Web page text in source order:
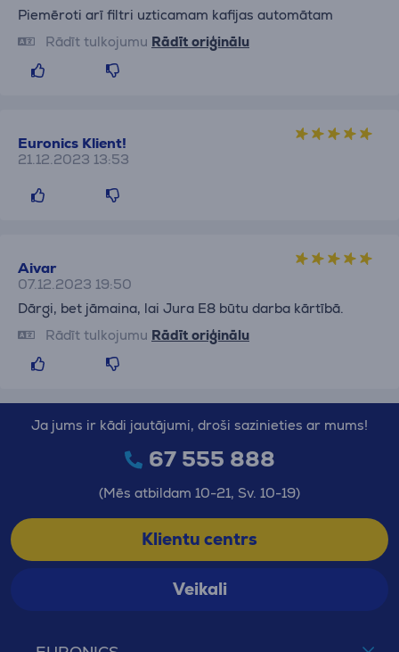
Piemēroti arī filtri uzticamam kafijas automātam
Rādīt tulkojumu Rādīt oriģinālu
Euronics Klient!
21.12.2023 13:53
Aivar
07.12.2023 19:50
Dārgi, bet jāmaina, lai Jura E8 būtu darba kārtībā.
Rādīt tulkojumu Rādīt oriģinālu
Ja jums ir kādi jautājumi, droši sazinieties ar mums!
67 555 888
(Mēs atbildam 10-21, Sv. 10-19)
Klientu centrs
Veikali